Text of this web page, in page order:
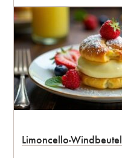
Limoncello-Windbeutel